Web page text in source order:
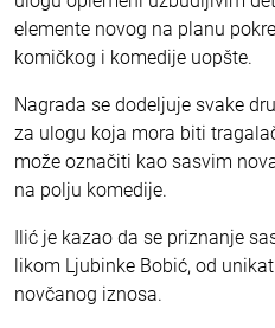
elemente novog na planu
komičkog i komedije uopšte.
Nagrada se dodeljuje svake
za ulogu koja mora biti
može označiti kao sasvim
na polju komedije.
Ilić je kazao da se priznanje
likom Ljubinke Bobić, od
novčanog iznosa.